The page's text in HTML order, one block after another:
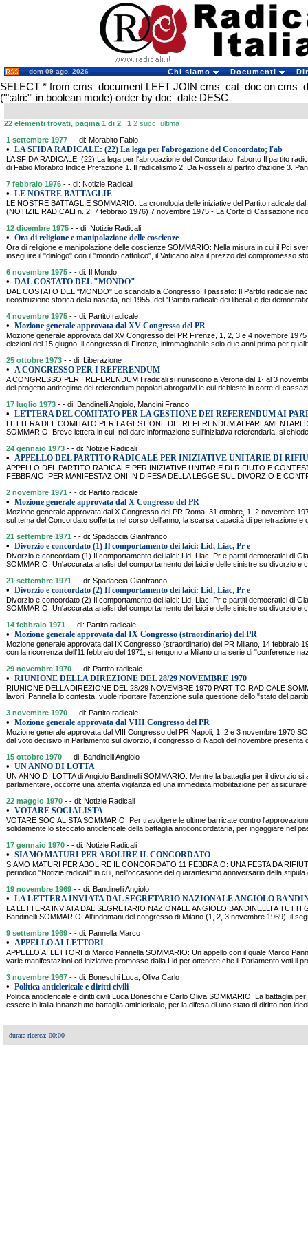
dom 09 ago. 2026 Chi siamo Documenti
SELECT * from cms_document LEFT JOIN cms_cat_doc on
('":alri:"' in boolean mode) order by doc_date DESC
22 elementi trovati, pagina 1 di 2 1 2 succ. ultima
1 settembre 1977 - - di: Morabito Fabio
• LA SFIDA RADICALE: (22) La lega per l'abrogazione del Concordato; l'ab
LA SFIDA RADICALE: (22) La lega per l'abrogazione del Concordato; l'aborto Il partito
di Fabio Morabito Indice Prefazione 1. Il radicalismo 2. Da Rosselli al partito d'azione 3.
7 febbraio 1976 - - di: Notizie Radicali
• LE NOSTRE BATTAGLIE
LE NOSTRE BATTAGLIE SOMMARIO: La cronologia delle iniziative del Partito radicale
(NOTIZIE RADICALI n. 2, 7 febbraio 1976) 7 novembre 1975 - La Corte di Cassazione
12 dicembre 1975 - - di: Notizie Radicali
• Ora di religione e manipolazione delle coscienze
Ora di religione e manipolazione delle coscienze SOMMARIO: Nella misura in cui il Pci
inseguire il "dialogo" con il "mondo cattolico", il Vaticano alza il prezzo del compromesso
6 novembre 1975 - - di: Il Mondo
• DAL COSTATO DEL "MONDO"
DAL COSTATO DEL "MONDO" Lo scandalo a Congresso Il passato: Il Partito radicale
ricostruzione storica della nascita, nel 1955, del "Partito radicale dei liberali e dei
4 novembre 1975 - - di: Partito radicale
• Mozione generale approvata dal XV Congresso del PR
Mozione generale approvata dal XV Congresso del PR Firenze, 1, 2, 3 e 4 novembre
elezioni del 15 giugno, il congresso di Firenze, inimmaginabile solo due anni prima per
25 ottobre 1973 - - di: Liberazione
• A CONGRESSO PER I REFERENDUM
A CONGRESSO PER I REFERENDUM I radicali si riuniscono a Verona dal 1· al 3
del progetto antiregime dei referendum popolari abrogativi le cui richieste in corte di
17 luglio 1973 - - di: Bandinelli Angiolo, Mancini Franco
• LETTERA DEL COMITATO PER LA GESTIONE DEI REFERENDUM AI
LETTERA DEL COMITATO PER LA GESTIONE DEI REFERENDUM AI
SOMMARIO: Breve lettera in cui, nel dare informazione sull'iniziativa referendaria, si
24 gennaio 1973 - - di: Notizie Radicali
• APPELLO DEL PARTITO RADICALE PER INIZIATIVE UNITARIE DI
APPELLO DEL PARTITO RADICALE PER INIZIATIVE UNITARIE DI RIFIUTO E
FEBBRAIO, PER MANIFESTAZIONI IN DIFESA DELLA LEGGE SUL DIVORZIO E
2 novembre 1971 - - di: Partito radicale
• Mozione generale approvata dal X Congresso del PR
Mozione generale approvata dal X Congresso del PR Roma, 31 ottobre, 1, 2 novembre
sul tema del Concordato sofferta nel corso dell'anno, la scarsa capacità di penetrazione e
21 settembre 1971 - - di: Spadaccia Gianfranco
• Divorzio e concordato (1) Il comportamento dei laici: Lid, Liac, Pr e
Divorzio e concordato (1) Il comportamento dei laici: Lid, Liac, Pr e partiti democratici di
SOMMARIO: Un'accurata analisi del comportamento dei laici e delle sinistre su divorzio e
21 settembre 1971 - - di: Spadaccia Gianfranco
• Divorzio e concordato (2) Il comportamento dei laici: Lid, Liac, Pr e
Divorzio e concordato (2) Il comportamento dei laici: Lid, Liac, Pr e partiti democratici di
SOMMARIO: Un'accurata analisi del comportamento dei laici e delle sinistre su divorzio e
14 febbraio 1971 - - di: Partito radicale
• Mozione generale approvata dal IX Congresso (straordinario) del PR
Mozione generale approvata dal IX Congresso (straordinario) del PR Milano, 14 febbraio
con la ricorrenza dell'11 febbraio del 1971, si tengono a Milano una serie di "conferenze
29 novembre 1970 - - di: Partito radicale
• RIUNIONE DELLA DIREZIONE DEL 28/29 NOVEMBRE 1970
RIUNIONE DELLA DIREZIONE DEL 28/29 NOVEMBRE 1970 PARTITO RADICALE
lavori: Pannella lo contesta, vuole riportare l'attenzione sulla questione dello "stato del
3 novembre 1970 - - di: Partito radicale
• Mozione generale approvata dal VIII Congresso del PR
Mozione generale approvata dal VIII Congresso del PR Napoli, 1, 2 e 3 novembre 1970
dal voto decisivo in Parlamento sul divorzio, il congresso di Napoli del novembre presenta
15 ottobre 1970 - - di: Bandinelli Angiolo
• UN ANNO DI LOTTA
UN ANNO DI LOTTA di Angiolo Bandinelli SOMMARIO: Mentre la battaglia per il divorzio si
parlamentare, occorre una attenta vigilanza ed una immediata mobilitazione per
22 maggio 1970 - - di: Notizie Radicali
• VOTARE SOCIALISTA
VOTARE SOCIALISTA SOMMARIO: Per travolgere le ultime barricate contro
solidamente lo steccato anticlericale della battaglia anticoncordataria, per ingaggiare nel
17 gennaio 1970 - - di: Notizie Radicali
• SIAMO MATURI PER ABOLIRE IL CONCORDATO
SIAMO MATURI PER ABOLIRE IL CONCORDATO 11 FEBBRAIO: UNA FESTA DA
periodico "Notizie radicali" in cui, nell'occasione del quarantesimo anniversario della
19 novembre 1969 - - di: Bandinelli Angiolo
• LA LETTERA INVIATA DAL SEGRETARIO NAZIONALE ANGIOLO
LA LETTERA INVIATA DAL SEGRETARIO NAZIONALE ANGIOLO BANDINELLI A TUTTI
Bandinelli SOMMARIO: All'indomani del congresso di Milano (1, 2, 3 novembre 1969), il
9 settembre 1969 - - di: Pannella Marco
• APPELLO AI LETTORI
APPELLO AI LETTORI di Marco Pannella SOMMARIO: Un appello con il quale Marco
varie manifestazioni ed iniziative promosse dalla Lid per ottenere che il Parlamento voti il
3 novembre 1967 - - di: Boneschi Luca, Oliva Carlo
• Politica anticlericale e diritti civili
Politica anticlericale e diritti civili Luca Boneschi e Carlo Oliva SOMMARIO: La battaglia per
essere in italia innanzitutto battaglia anticlericale, per la difesa di uno stato di diritto non
durata ricerca: 00:00